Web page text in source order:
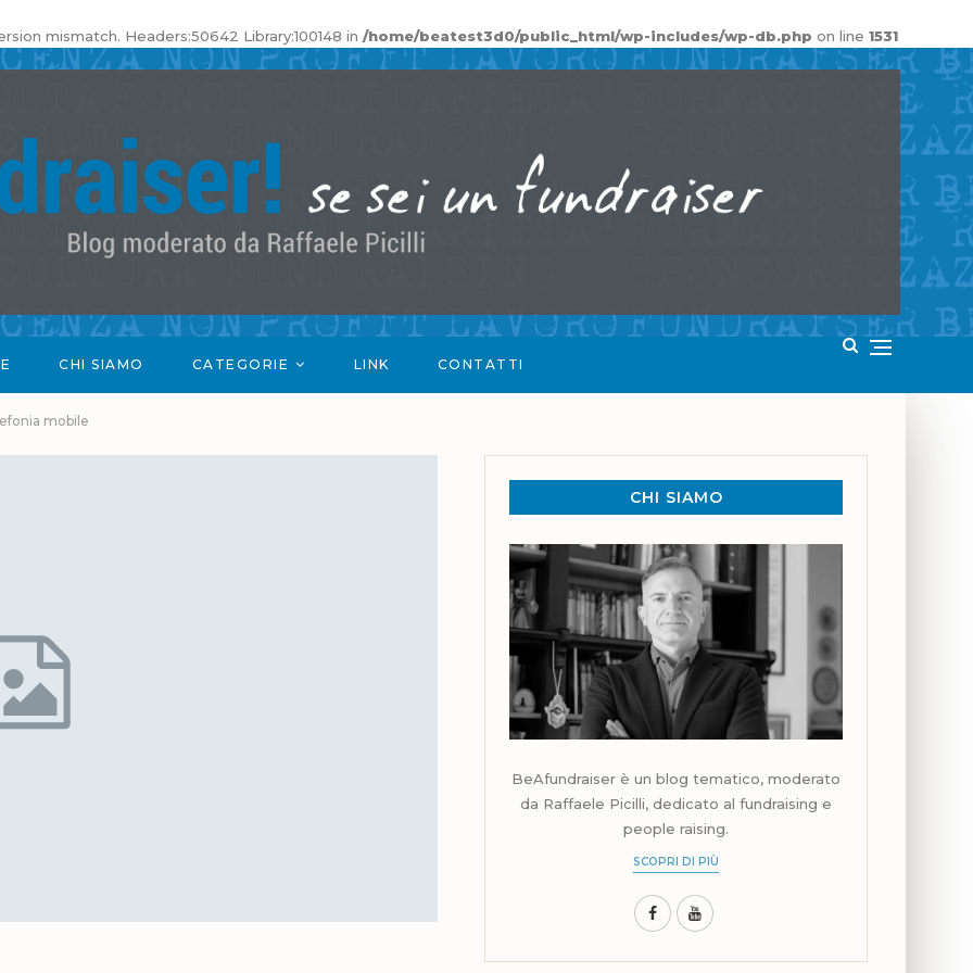
mismatch. Headers:50642 Library:100148 in /home/beatest3d0/public_html/wp-includes/wp-db.php on line 1531
CHI SIAMO CATEGORIE LINK CONTATTI
mobile
CHI SIAMO
BeAfundraiser è un blog tematico, moderato
da Raffaele Picilli, dedicato al fundraising e
people raising.
SCOPRI DI PIÙ